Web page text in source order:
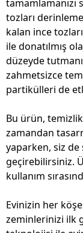
tamamlamanızı
tozları
kalan ince
ile donatılmış
düzeyde
zahmetsizce
partikülleri de
Bu ürün,
zamandan
yaparken, siz
geçirebilirsiniz.
kullanım
Evinizin her
zeminlerinizi ilk